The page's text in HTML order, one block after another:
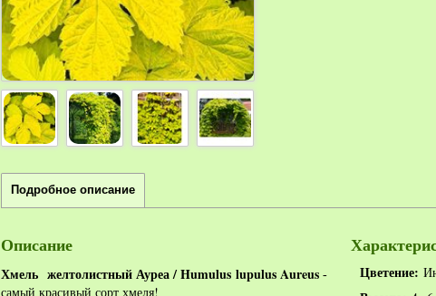
Подробное описание
Описание
Хмель желтолистный Ауреа / Humulus lupulus Aureus-
самый красивый сорт хмеля!
Цветение: